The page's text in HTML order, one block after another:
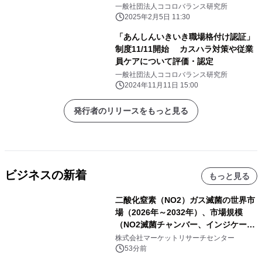
開催
一般社団法人ココロバランス研究所
2025年2月5日 11:30
「あんしんいきいき職場格付け認証」
制度11/11開始 カスハラ対策や従業
員ケアについて評価・認定
一般社団法人ココロバランス研究所
2024年11月11日 15:00
発行者のリリースをもっと見る
ビジネスの新着 もっと見る
二酸化窒素（NO2）ガス滅菌の世界市
場（2026年～2032年）、市場規模
（NO2滅菌チャンバー、インジケータ
ーおよびモニタリングシステム、その
他）・分析レポートを発表
株式会社マーケットリサーチセンター
53分前